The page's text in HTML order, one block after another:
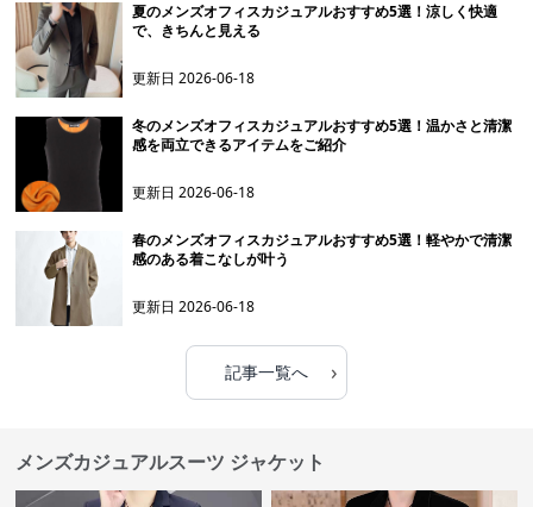
夏のメンズオフィスカジュアルおすすめ5選！涼しく快適
で、きちんと見える
更新日2026-06-18
冬のメンズオフィスカジュアルおすすめ5選！温かさと清潔
感を両立できるアイテムをご紹介
更新日2026-06-18
春のメンズオフィスカジュアルおすすめ5選！軽やかで清潔
感のある着こなしが叶う
更新日2026-06-18
記事一覧へ ›
メンズカジュアルスーツ ジャケット